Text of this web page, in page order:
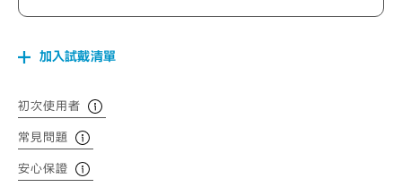
加入試戴清單
初次使用者
常見問題
安心保證